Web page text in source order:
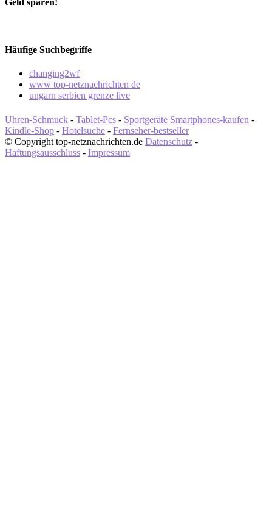
Häufige Suchbegriffe
changing2wf
www top-netznachrichten de
ungarn serbien grenze live
Uhren-Schmuck - Tablet-Pcs - Sportgeräte Smartphones-kaufen -
Kindle-Shop - Hotelsuche - Fernseher-bestseller
© Copyright top-netznachrichten.de Datenschutz -
Haftungsausschluss - Impressum